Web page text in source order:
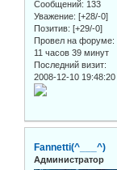
Сообщений: 133
Уважение: [+28/-0]
Позитив: [+29/-0]
Провел на форуме:
11 часов 39 минут
Последний визит:
2008-12-10 19:48:20
Fannetti(^___^)
Администратор